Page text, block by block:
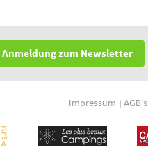
Anmeldung zum Newsletter
Impressum AGB's